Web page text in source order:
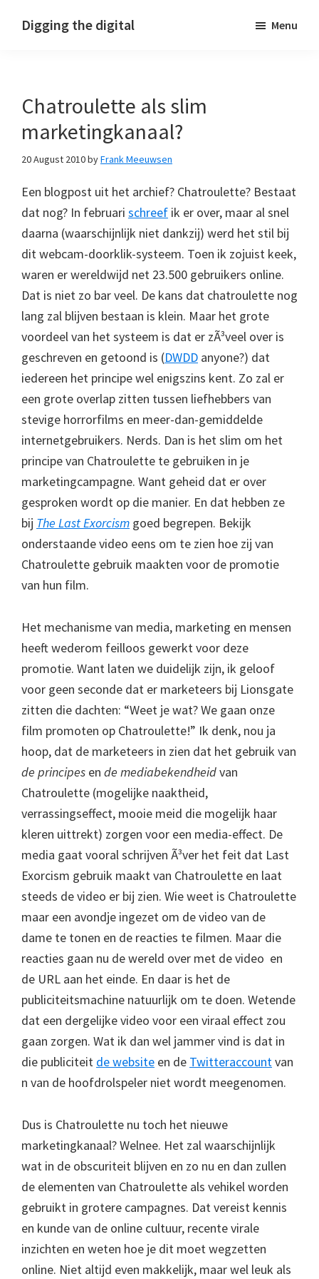
Digging the digital Menu
Chatroulette als slim
marketingkanaal?
20 August 2010byFrank Meeuwsen
Een blogpost uit het archief? Chatroulette? Bestaat
dat nog? In februari schreef ik er over, maar al snel
daarna (waarschijnlijk niet dankzij) werd het stil bij
dit webcam-doorklik-systeem. Toen ik zojuist keek,
waren er wereldwijd net 23.500 gebruikers online.
Dat is niet zo bar veel. De kans dat chatroulette nog
lang zal blijven bestaan is klein. Maar het grote
voordeel van het systeem is dat er zÃ³veel over is
geschreven en getoond is (DWDD anyone?) dat
iedereen het principe wel enigszins kent. Zo zal er
een grote overlap zitten tussen liefhebbers van
stevige horrorfilms en meer-dan-gemiddelde
internetgebruikers. Nerds. Dan is het slim om het
principe van Chatroulette te gebruiken in je
marketingcampagne. Want geheid dat er over
gesproken wordt op die manier. En dat hebben ze
bij The Last Exorcism goed begrepen. Bekijk
onderstaande video eens om te zien hoe zij van
Chatroulette gebruik maakten voor de promotie
van hun film.
Het mechanisme van media, marketing en mensen
heeft wederom feilloos gewerkt voor deze
promotie. Want laten we duidelijk zijn, ik geloof
voor geen seconde dat er marketeers bij Lionsgate
zitten die dachten: “Weet je wat? We gaan onze
film promoten op Chatroulette!” Ik denk, nou ja
hoop, dat de marketeers in zien dat het gebruik van
de principes en de mediabekendheidvan
Chatroulette (mogelijke naaktheid,
verrassingseffect, mooie meid die mogelijk haar
kleren uittrekt) zorgen voor een media-effect. De
media gaat vooral schrijven Ã³ver het feit dat Last
Exorcism gebruik maakt van Chatroulette en laat
steeds de video er bij zien. Wie weet is Chatroulette
maar een avondje ingezet om de video van de
dame te tonen en de reacties te filmen. Maar die
reacties gaan nu de wereld over met de video en
de URL aan het einde. En daar is het de
publiciteitsmachine natuurlijk om te doen. Wetende
dat een dergelijke video voor een viraal effect zou
gaan zorgen. Wat ik dan wel jammer vind is dat in
die publiciteit de website en de Twitteraccountvan
n van de hoofdrolspeler niet wordt meegenomen.
Dus is Chatroulette nu toch het nieuwe
marketingkanaal? Welnee. Het zal waarschijnlijk
wat in de obscuriteit blijven en zo nu en dan zullen
de elementen van Chatroulette als vehikel worden
gebruikt in grotere campagnes. Dat vereist kennis
en kunde van de online cultuur, recente virale
inzichten en weten hoe je dit moet wegzetten
online. Niet altijd even makkelijk, maar wel leuk als